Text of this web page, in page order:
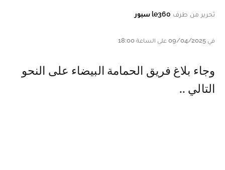
تحرير من طرف le360 سبور
في 09/04/2025 على الساعة 18:00
و جاء بلاغ فريق الحمامة البيضاء على النحو
التالي ..